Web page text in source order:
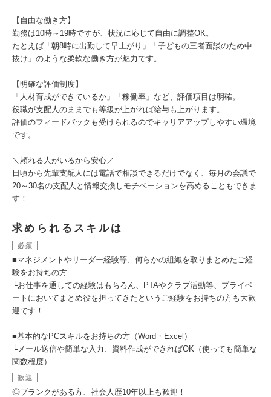
【自由な働き方】
勤務は10時～19時ですが、状況に応じて自由に調整OK。
たとえば「朝8時に出勤して早上がり」「子どもの三者面談のため中
抜け」のような柔軟な働き方が魅力です。
【明確な評価制度】
「人材育成ができているか」「稼働率」など、評価項目は明確。
役職が支配人のままでも等級が上がれば給与も上がります。
評価のフィードバックも受けられるのでキャリアアップしやすい環境
です。
＼頼れる人がいるから安心／
日頃から先輩支配人には電話で相談できるだけでなく、毎月の会議で
20～30名の支配人と情報交換しモチベーションを高めることもできま
す！
求められるスキルは
必須
■マネジメントやリーダー経験等、何らかの組織を取りまとめたご経
験をお持ちの方
└お仕事を通しての経験はもちろん、PTAやクラブ活動等、プライベ
ートにおいてまとめ役を担ってきたというご経験をお持ちの方も大歓
迎です！
■基本的なPCスキルをお持ちの方（Word・Excel）
└メール送信や簡単な入力、資料作成ができればOK（使っても簡単な
関数程度）
歓迎
◎ブランクがある方、社会人歴10年以上も歓迎！